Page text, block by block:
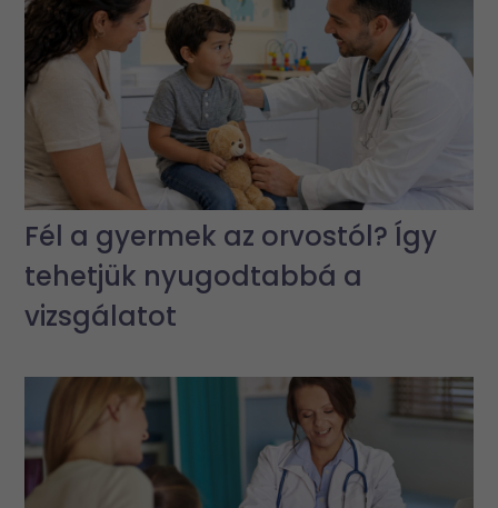
Fél a gyermek az orvostól? Így
tehetjük nyugodtabbá a
vizsgálatot